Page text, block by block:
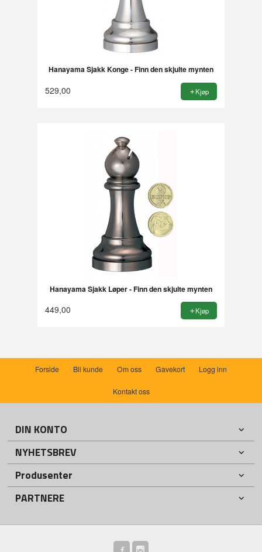
Hanayama Sjakk Konge - Finn den skjulte mynten
529,00 Kjøp
Hanayama Sjakk Løper - Finn den skjulte mynten
449,00 Kjøp
Forside Bli kunde Om oss Gavekort Logg inn
Kontakt oss
DIN KONTO
NYHETSBREV
Produsenter
PARTNERE